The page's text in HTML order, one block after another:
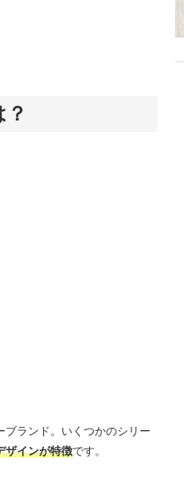
ブランド。いくつかのシリー
ザインが特徴です。